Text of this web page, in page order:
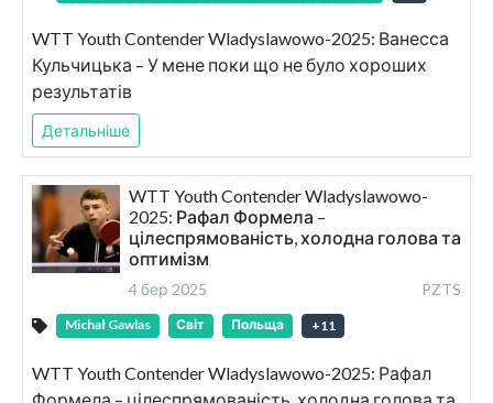
WTT Youth Contender Wladyslawowo-2025: Ванесса
Кульчицька – У мене поки що не було хороших
результатів
Детальніше
WTT Youth Contender Wladyslawowo-
2025: Рафал Формела –
цілеспрямованість, холодна голова та
оптимізм
4 бер 2025 PZTS
Michał Gawlas Світ Польща +11
WTT Youth Contender Wladyslawowo-2025: Рафал